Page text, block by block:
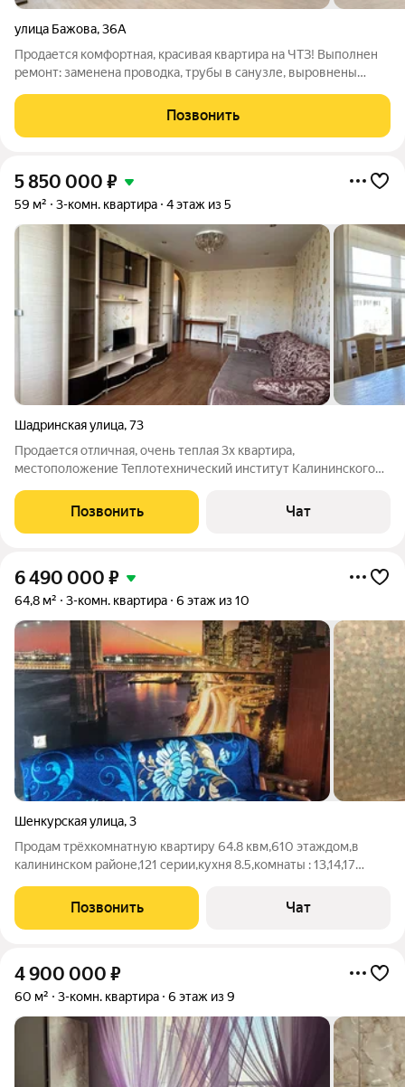
улица Бажова,36А
Продается комфортная, красивая квартира на ЧТЗ! Выполнен
ремонт: заменена проводка, трубы в санузле, выровнены
санузле кафель. Дизайнерски оформлена просторная
гостиная, для уютных вечеров с
Позвонить
5 850 000 ₽
59 м² 3-комн. квартира 4 этаж из 5
Шадринская улица,73
Продается отличная, очень теплая 3х квартира,
местоположение Теплотехнический институт Калининского
Застеклённый утепленный балкон с качественными
стеклопакетами, отделан евровагонкой. Выровнен
Позвонить Чат
6 490 000 ₽
64,8 м² 3-комн. квартира 6 этаж из 10
Шенкурская улица,3
Продам трёхкомнатную квартиру 64.8 квм,610 этаждом,в
калининском районе,121 серии,кухня 8.5,комнаты : 13,14,17
хорошем состоянии,тихий двор,рядом находится
школа,садик,магазины,рынок. Три
Позвонить Чат
4 900 000 ₽
60 м² 3-комн. квартира 6 этаж из 9